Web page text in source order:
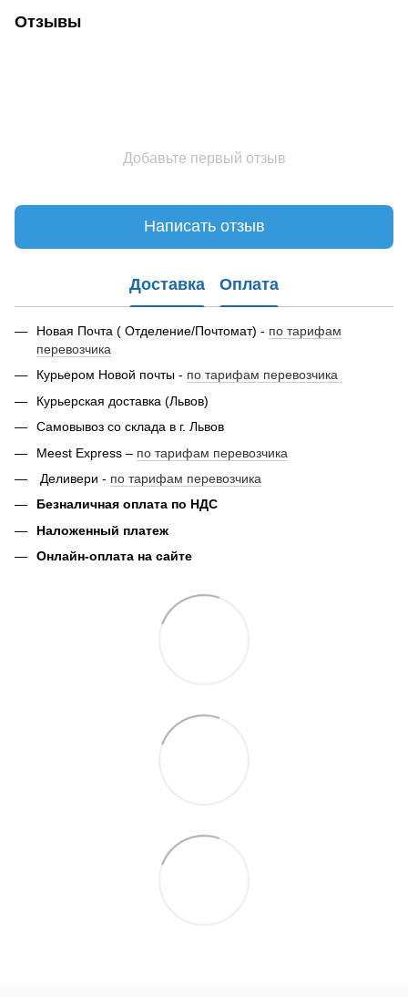
Отзывы
Добавьте первый отзыв
Написать отзыв
Доставка Оплата
Новая Почта ( Отделение/Почтомат) - по тарифам
перевозчика
Курьером Новой почты - по тарифам перевозчика
Курьерская доставка (Львов)
Самовывоз со склада в г. Львов
Meest Express – по тарифам перевозчика
Деливери - по тарифам перевозчика
Безналичная оплата по НДС
Наложенный платеж
Онлайн-оплата на сайте